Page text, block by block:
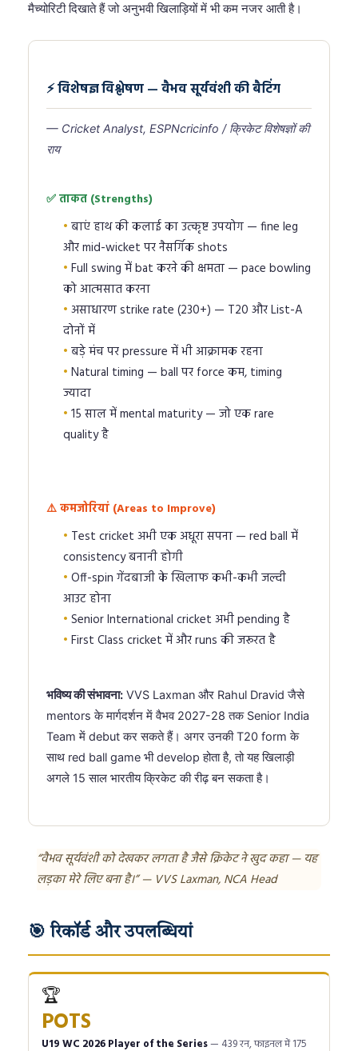
मैच्योरिटी दिखाते हैं जो अनुभवी खिलाड़ियों में भी कम नजर आती है।
⚡ विशेषज्ञ विश्लेषण — वैभव सूर्यवंशी की बैटिंग
— Cricket Analyst, ESPNcricinfo / क्रिकेट विशेषज्ञों की
राय
✅ ताकत (Strengths)
बाएं हाथ की कलाई का उत्कृष्ट उपयोग — fine leg
और mid-wicket पर नैसर्गिक shots
Full swing में bat करने की क्षमता — pace bowling
को आत्मसात करना
असाधारण strike rate (230+) — T20 और List-A
दोनों में
बड़े मंच पर pressure में भी आक्रामक रहना
Natural timing — ball पर force कम, timing
ज्यादा
15 साल में mental maturity — जो एक rare
quality है
⚠️ कमजोरियां (Areas to Improve)
Test cricket अभी एक अधूरा सपना — red ball में
consistency बनानी होगी
Off-spin गेंदबाजी के खिलाफ कभी-कभी जल्दी
आउट होना
Senior International cricket अभी pending है
First Class cricket में और runs की जरूरत है
भविष्य की संभावना: VVS Laxman और Rahul Dravid जैसे
mentors के मार्गदर्शन में वैभव 2027-28 तक Senior India
Team में debut कर सकते हैं। अगर उनकी T20 form के
साथ red ball game भी develop होता है, तो यह खिलाड़ी
अगले 15 साल भारतीय क्रिकेट की रीढ़ बन सकता है।
“वैभव सूर्यवंशी को देखकर लगता है जैसे क्रिकेट ने खुद कहा — यह
लड़का मेरे लिए बना है।” — VVS Laxman, NCA Head
🎯 रिकॉर्ड और उपलब्धियां
🏆
POTS
U19 WC 2026 Player of the Series— 439 रन, फाइनल में 175